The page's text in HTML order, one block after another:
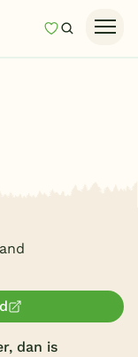
MijnZoeken
dan is